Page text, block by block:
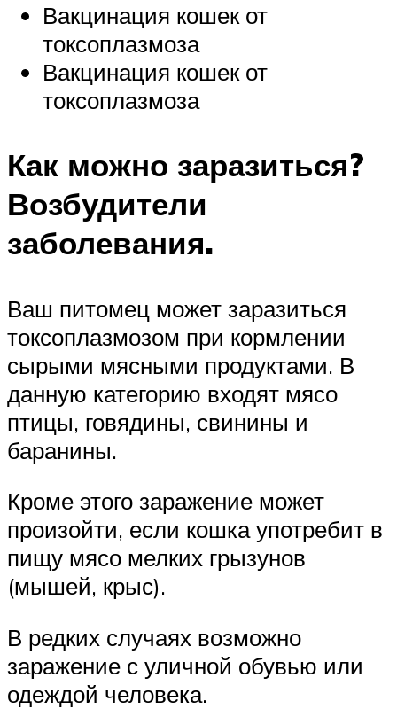
Вакцинация кошек от
токсоплазмоза
Вакцинация кошек от
токсоплазмоза
Как можно заразиться?
Возбудители
заболевания.
Ваш питомец может заразиться
токсоплазмозом при кормлении
сырыми мясными продуктами. В
данную категорию входят мясо
птицы, говядины, свинины и
баранины.
Кроме этого заражение может
произойти, если кошка употребит в
пищу мясо мелких грызунов
(мышей, крыс).
В редких случаях возможно
заражение с уличной обувью или
одеждой человека.